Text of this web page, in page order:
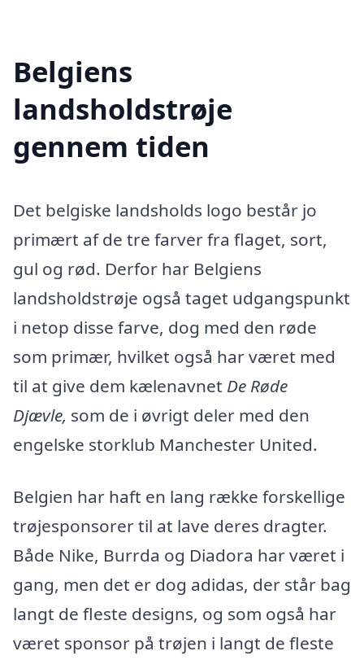
Belgiens
landsholdstrøje
gennem tiden
Det belgiske landsholds logo består jo
primært af de tre farver fra flaget, sort,
gul og rød. Derfor har Belgiens
landsholdstrøje også taget udgangspunkt
i netop disse farve, dog med den røde
som primær, hvilket også har været med
til at give dem kælenavnet De Røde
Djævle, som de i øvrigt deler med den
engelske storklub Manchester United.
Belgien har haft en lang række forskellige
trøjesponsorer til at lave deres dragter.
Både Nike, Burrda og Diadora har været i
gang, men det er dog adidas, der står bag
langt de fleste designs, og som også har
været sponsor på trøjen i langt de fleste